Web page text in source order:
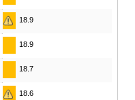
18.9
18.9
18.7
18.6